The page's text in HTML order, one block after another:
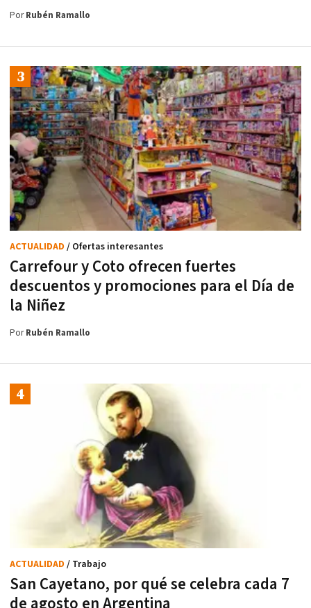
PorRubén Ramallo
Carrefour y Coto ofrecen fuertes
descuentos y promociones para el Día de
la Niñez
ACTUALIDAD / Ofertas interesantes
PorRubén Ramallo
San Cayetano, por qué se celebra cada 7
de agosto en Argentina
ACTUALIDAD / Trabajo